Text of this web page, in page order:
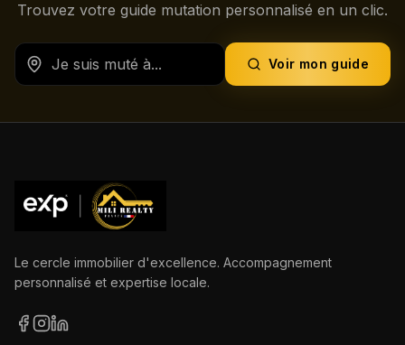
Trouvez votre guide mutation personnalisé en un clic.
Voir mon guide
Le cercle immobilier d'excellence. Accompagnement
personnalisé et expertise locale.